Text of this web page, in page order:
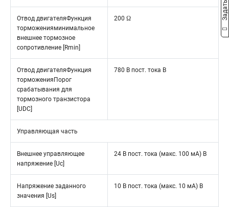
Отвод двигателяФункция
торможенияминимальное
внешнее тормозное
сопротивление [Rmin]
200 Ω
Отвод двигателяФункция
торможенияПорог
срабатывания для
тормозного транзистора
[UDC]
780 В пост. тока В
Управляющая часть
Внешнее управляющее
напряжение [Uc]
24 В пост. тока (макс. 100 мА) В
Напряжение заданного
значения [Us]
10 В пост. тока (макс. 10 мА) В